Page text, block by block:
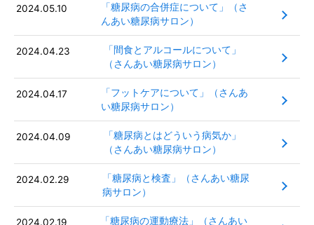
2024.05.10
「糖尿病の合併症について」（さ
んあい糖尿病サロン）
2024.04.23
「間食とアルコールについて」
（さんあい糖尿病サロン）
2024.04.17
「フットケアについて」（さんあ
い糖尿病サロン）
2024.04.09
「糖尿病とはどういう病気か」
（さんあい糖尿病サロン）
2024.02.29
「糖尿病と検査」（さんあい糖尿
病サロン）
2024.02.19 「糖尿病の運動療法」（さんあい